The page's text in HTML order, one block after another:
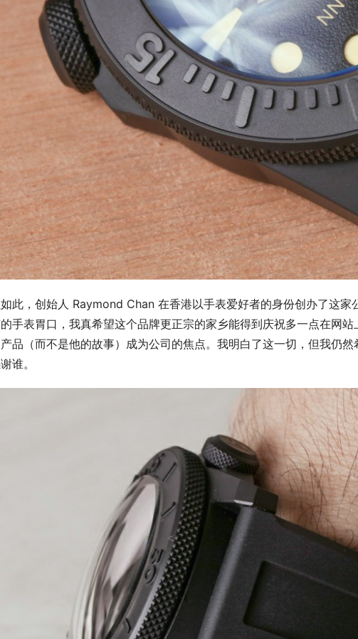
此，创始人 Raymond Chan 在香港以手表爱好者的身份创办了这家
手表胃口，我真希望这个品牌更正宗的家乡能得到庆祝多一点在网
品（而不是他的故事）成为公司的焦点。我明白了这一切，但我仍
谁。